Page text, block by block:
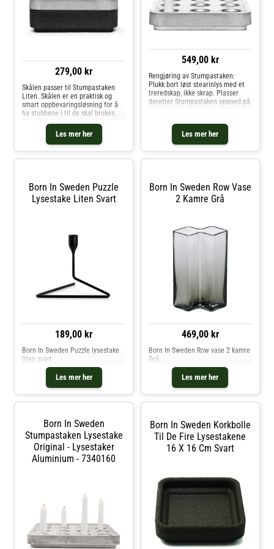
misfarginger kan oppstå. Kjøp
Lysestaker og andre Lysestaker &
Lyslykter hos Royal Design.
279,00 kr
Les mer her
Skålen passer til Stumpastaken
Liten. Skålen er en praktisk og
smart oppbevaringsløsning for å
ha stubbene i til de skal brukes.
Lyslykter og andre Lysestaker &
Lyslykter hos Royal Design.
549,00 kr
Les mer her
Rengjøring av Stumpastaken:
Plukk bort løst stearinlys med et
treredskap, ikke skrap. Plasser
deretter Stumpastaken oppned på
minutter på 90-100C grader, så
renner stearinen ned på folien.
Må ikke rengjøres i en gassovn
Born In Sweden Puzzle
Lysestake Liten Svart
189,00 kr
Les mer her
Born In Sweden Puzzle lysestake
liten svart
Born In Sweden Row Vase
2 Kamre Grå
469,00 kr
Les mer her
Born In Sweden Row vase 2 kamre
Grå
Born In Sweden
Stumpastaken Lysestake
Original - Lysestaker
Aluminium - 7340160
Born In Sweden Korkbolle
Til De Fire Lysestakene
16 X 16 Cm Svart